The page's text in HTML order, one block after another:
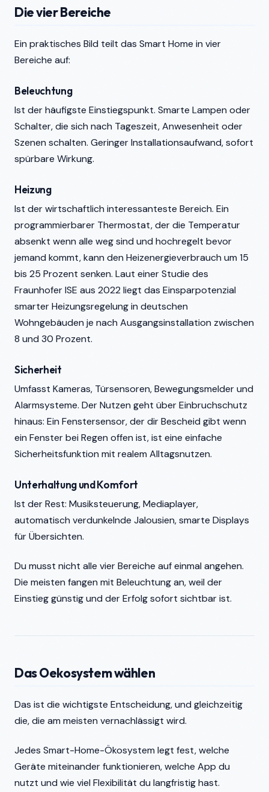
Die vier Bereiche
Ein praktisches Bild teilt das Smart Home in vier
Bereiche auf:
Beleuchtung
Ist der häufigste Einstiegspunkt. Smarte Lampen oder
Schalter, die sich nach Tageszeit, Anwesenheit oder
Szenen schalten. Geringer Installationsaufwand, sofort
spürbare Wirkung.
Heizung
Ist der wirtschaftlich interessanteste Bereich. Ein
programmierbarer Thermostat, der die Temperatur
absenkt wenn alle weg sind und hochregelt bevor
jemand kommt, kann den Heizenergieverbrauch um 15
bis 25 Prozent senken. Laut einer Studie des
Fraunhofer ISE aus 2022 liegt das Einsparpotenzial
smarter Heizungsregelung in deutschen
Wohngebäuden je nach Ausgangsinstallation zwischen
8 und 30 Prozent.
Sicherheit
Umfasst Kameras, Türsensoren, Bewegungsmelder und
Alarmsysteme. Der Nutzen geht über Einbruchschutz
hinaus: Ein Fenstersensor, der dir Bescheid gibt wenn
ein Fenster bei Regen offen ist, ist eine einfache
Sicherheitsfunktion mit realem Alltagsnutzen.
Unterhaltung und Komfort
Ist der Rest: Musiksteuerung, Mediaplayer,
automatisch verdunkelnde Jalousien, smarte Displays
für Übersichten.
Du musst nicht alle vier Bereiche auf einmal angehen.
Die meisten fangen mit Beleuchtung an, weil der
Einstieg günstig und der Erfolg sofort sichtbar ist.
Das Oekosystem wählen
Das ist die wichtigste Entscheidung, und gleichzeitig
die, die am meisten vernachlässigt wird.
Jedes Smart-Home-Ökosystem legt fest, welche
Geräte miteinander funktionieren, welche App du
nutzt und wie viel Flexibilität du langfristig hast.